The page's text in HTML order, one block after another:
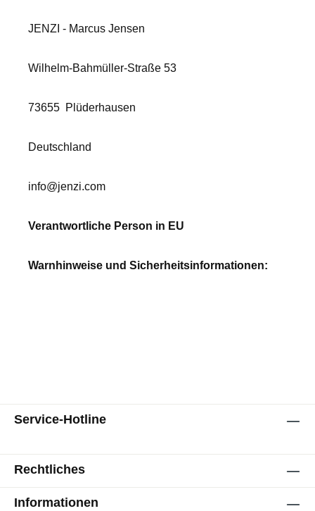
JENZI - Marcus Jensen
Wilhelm-Bahmüller-Straße 53
73655 Plüderhausen
Deutschland
info@jenzi.com
Verantwortliche Person in EU
Warnhinweise und Sicherheitsinformationen:
Service-Hotline
Rechtliches
Informationen